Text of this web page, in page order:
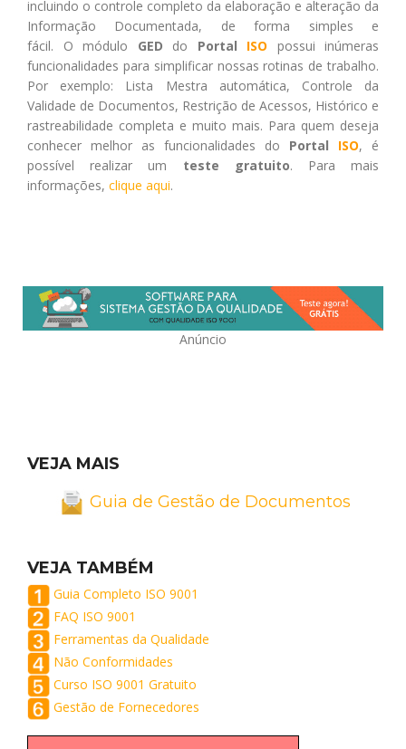
incluindo o controle completo da elaboração e alteração da
Informação Documentada, de forma simples e
fácil. O módulo GED do Portal ISO possui inúmeras
funcionalidades para simplificar nossas rotinas de trabalho.
Por exemplo: Lista Mestra automática, Controle da
Validade de Documentos, Restrição de Acessos, Histórico e
rastreabilidade completa e muito mais. Para quem deseja
conhecer melhor as funcionalidades do Portal ISO, é
possível realizar um teste gratuito. Para mais
informações, clique aqui.
Anúncio
VEJA MAIS
Guia de Gestão de Documentos
VEJA TAMBÉM
Guia Completo ISO 9001
FAQ ISO 9001
Ferramentas da Qualidade
Não Conformidades
Curso ISO 9001 Gratuito
Gestão de Fornecedores